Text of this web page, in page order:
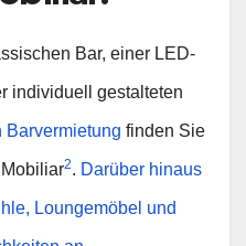
Bar, einer LED-
individuell gestalteten
Barvermietung finden Sie
2. Darüber hinaus
Loungemöbel und